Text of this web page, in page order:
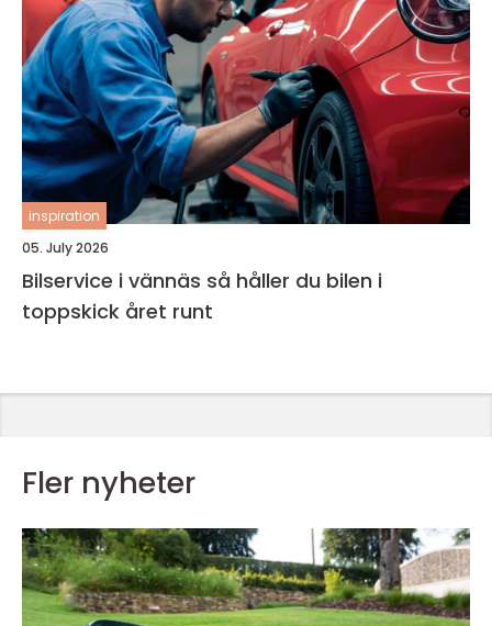
inspiration
05. July 2026
Bilservice i vännäs så håller du bilen i
toppskick året runt
Fler nyheter